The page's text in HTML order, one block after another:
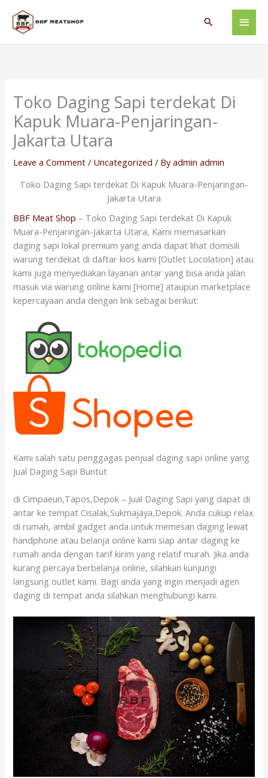
content
Main
Search
Toko Daging Sapi terdekat Di
Kapuk Muara-Penjaringan-
Jakarta Utara
Leave a Comment / Uncategorized / Byadmin admin
Toko Daging Sapi terdekat Di Kapuk Muara-Penjaringan-
Jakarta Utara
BBF Meat Shop – Toko Daging Sapi terdekat Di Kapuk
Muara-Penjaringan-Jakarta Utara, Kami memasarkan
daging sapi lokal premium yang anda dapat lihat domisili
warung terdekat di daftar kios kami [Outlet Locolation] atau
kami juga menyediakan layanan antar yang bisa anda jalan
masuk via warung online kami [Home] ataupun marketplace
kepercayaan anda dengan link sebagai berikut:
Kami salah satu penggagas penjual daging sapi online yang
Jual Daging Sapi Buntut
di Cimpaeun,Tapos,Depok – Jual Daging Sapi yang dapat di
antar ke tempat Cisalak,Sukmajaya,Depok. Anda cukup relax
di rumah, ambil gadget anda untuk memesan daging lewat
handphone atau belanja online kami siap antar daging ke
rumah anda dengan tarif kirim yang relatif murah. Jika anda
kurang percaya berbelanja online, silahkan kunjungi
langsung outlet kami. Bagi anda yang ingin menjadi agen
daging di tempat anda silahkan menghubungi kami.